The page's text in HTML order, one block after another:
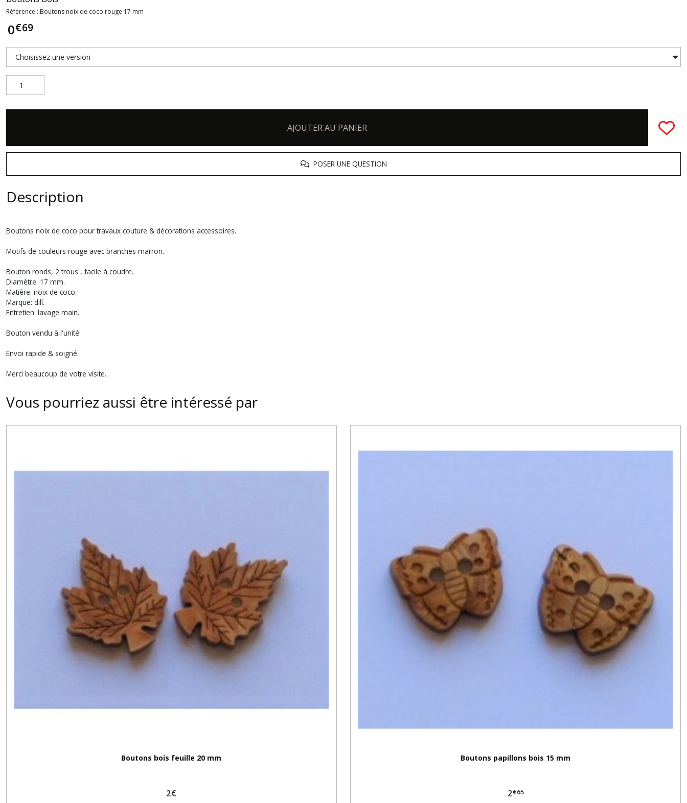
Référence : Boutons noix de coco rouge 17 mm
0€69
AJOUTER AU PANIER
POSER UNE QUESTION
Description
Boutons noix de coco pour travaux couture & décorations accessoires.
Motifs de couleurs rouge avec branches marron.
Bouton ronds, 2 trous , facile à coudre.
Diamètre: 17 mm.
Matière: noix de coco.
Marque: dill.
Entretien: lavage main.
Bouton vendu à l'unité.
Envoi rapide & soigné.
Merci beaucoup de votre visite.
Vous pourriez aussi être intéressé par
Boutons bois feuille 20 mm
2€
Boutons papillons bois 15 mm
2€65